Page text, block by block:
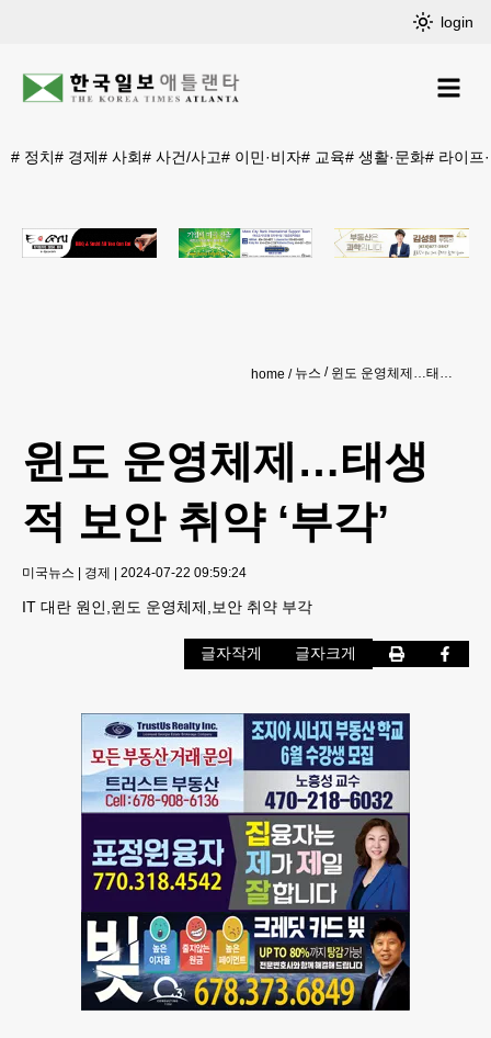
login
# 정치# 경제# 사회# 사건/사고# 이민·비자# 교육# 생활·문화# 라이프
home 뉴스 윈도 운영체제…태생적 보안 취약 ‘부각’
윈도 운영체제…태생
적 보안 취약 ‘부각’
미국뉴스 | 경제 | 2024-07-22 09:59:24
IT 대란 원인,윈도 운영체제,보안 취약 부각
글자작게 글자크게